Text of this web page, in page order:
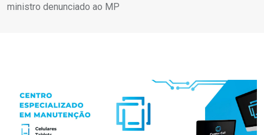
ministro denunciado ao MP